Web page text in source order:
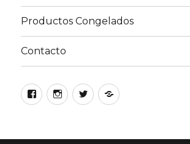
Productos Congelados
Contacto
FacebookInstagram
TwitterGoogle